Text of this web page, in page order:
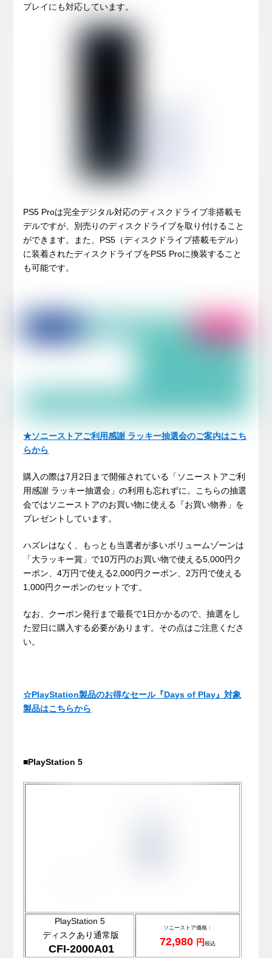
プレイにも対応しています。
PS5 Proは完全デジタル対応のディスクドライブ非搭載モ
デルですが、別売りのディスクドライブを取り付けること
ができます。また、PS5（ディスクドライブ搭載モデル）
に装着されたディスクドライブをPS5 Proに換装すること
も可能です。
★ソニーストアご利用感謝 ラッキー抽選会のご案内はこち
らから
購入の際は7月2日まで開催されている「 ソニーストアご利
用感謝 ラッキー抽選会 」の利用も忘れずに。こちらの抽選
会ではソニーストアのお買い物に使える『お買い物券」を
プレゼントしています。
ハズレはなく、もっとも当選者が多いボリュームゾーンは
「大ラッキー賞」で10万円のお買い物で使える5,000円ク
ーポン、4万円で使える2,000円クーポン、2万円で使える
1,000円クーポンのセットです。
なお、クーポン発行まで最長で1日かかるので、抽選をし
た翌日に購入する必要があります。その点はご注意くださ
い。
☆PlayStation製品のお得なセール『Days of Play』対象
製品はこちらから
■PlayStation 5
PlayStation 5
ディスクあり通常版
CFI-2000A01
ソニ ーストア価格：
72,980 円税込